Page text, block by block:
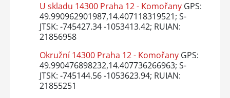
U skladu 14300 Praha 12 - KomořanyGPS:
49.990962901987,14.407118319521; S-
JTSK: -745427.34 -1053413.42; RUIAN:
21856958
Okružní 14300 Praha 12 - KomořanyGPS:
49.990476898232,14.407736266963; S-
JTSK: -745144.56 -1053623.94; RUIAN:
21855251